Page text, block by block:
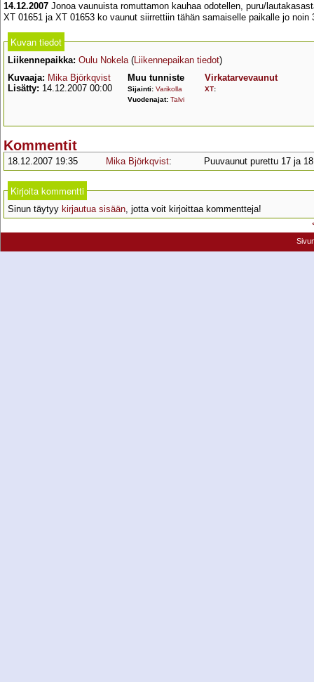
14.12.2007 Jonoa vaunuista romuttamon kauhaa odotellen, puru/
XT 01651 ja XT 01653 ko vaunut siirrettiin tähän samaiselle paikalle jo
Kuvan tiedot
Liikennepaikka: Oulu Nokela(Liikennepaikan tiedot)
Kuvaaja: Mika Björkqvist
Lisätty: 14.12.2007 00:00
Muu tunniste
Sijainti: Varikolla
Vuodenajat: Talvi
Virkatarvevaunut
XT:
Kommentit
18.12.2007 19:35 Mika Björkqvist: Puuvaunut purettu 17 ja
Kirjoita kommentti
Sinun täytyy kirjautua sisään, jotta voit kirjoittaa kommentteja!